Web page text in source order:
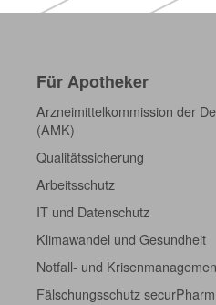
Für Apotheker
Arzneimittelkommission der
(AMK)
Qualitätssicherung
Arbeitsschutz
IT und Datenschutz
Klimawandel und Gesundheit
Notfall- und
Fälschungsschutz securPharm